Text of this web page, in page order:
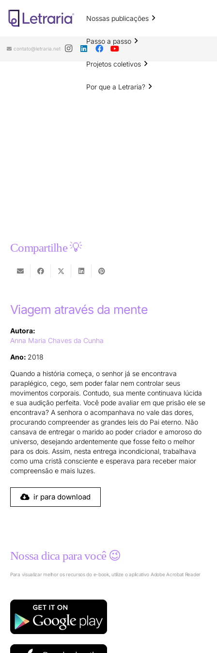
Nossas publicações
Passo a passo
Projetos coletivos
Por que a Letraria?
contato@letraria.net
Compartilhe 💡
Viagem através da mente
Autora:
Anna Maria Chaves da Cunha
Ano: 2018
Quando a história começa, o senhor já se encontrava
paraplégico, cego, sem poder falar nem controlar seus
movimentos corporais. Contudo, sua mente continuava lúcida
e sua audição perfeita. Você pode avaliar em que prisão ele se
encontrava? A senhora o acompanhava no vale das dores,
procurando compreender as grandes leis do Pai eterno. Não
cansava de entregar o marido ao poder criador e amoroso do
universo, desejando ardentemente que fosse feito o melhor
para os dois. Assim, nesta entrega incondicional, trabalhava
como uma cristã consciente e esperava para receber maior
compreensão e mais luzes.
ir para download
Nossa dica para você 😉
Para visualizar melhor os recursos do e-book, utilize o aplicativo Adobe Acrobat Reader